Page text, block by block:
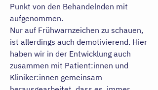
Punkt von den Behandelnden mit
aufgenommen.
Nur auf Frühwarnzeichen zu schauen,
ist allerdings auch demotivierend. Hier
haben wir in der Entwicklung auch
zusammen mit Patient:innen und
Kliniker:innen gemeinsam